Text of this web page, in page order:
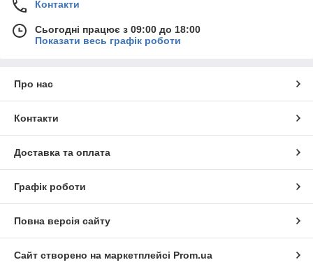
Контакти
Сьогодні працює з 09:00 до 18:00
Показати весь графік роботи
Про нас
Контакти
Доставка та оплата
Графік роботи
Повна версія сайту
Сайт створено на маркетплейсі Prom.ua